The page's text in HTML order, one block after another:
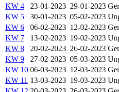
KW 4
23-01-2023 29-01-2023
KW 5
30-01-2023 05-02-2023
KW 6
06-02-2023 12-02-2023
KW 7
13-02-2023 19-02-2023
KW 8
20-02-2023 26-02-2023
KW 9
27-02-2023 05-03-2023
KW 10 06-03-2023 12-03-2023
KW 11 13-03-2023 19-03-2023